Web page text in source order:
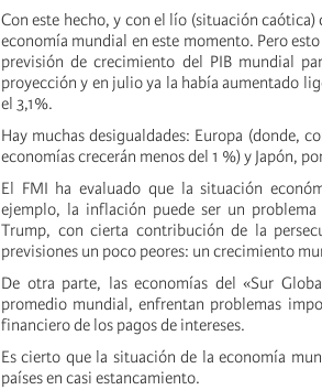
Con este hecho, y con el lío (situación
economía mundial en este momento. Pero
previsión de crecimiento del PIB mundial
proyección y en julio ya la había aumentado
el 3,1%.
Hay muchas desigualdades: Europa (donde,
economías crecerán menos del 1 %) y Japón,
El FMI ha evaluado que la situación
ejemplo, la inflación puede ser un
Trump, con cierta contribución de la
previsiones un poco peores: un crecimiento
De otra parte, las economías del «Sur
promedio mundial, enfrentan problemas
financiero de los pagos de intereses.
Es cierto que la situación de la economía
países en casi estancamiento.